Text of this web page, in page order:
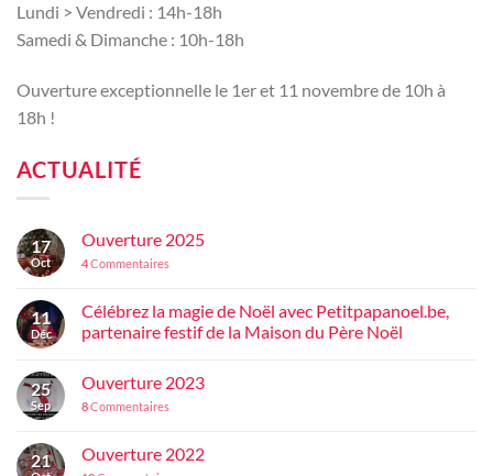
Lundi > Vendredi : 14h-18h
Samedi & Dimanche : 10h-18h
Ouverture exceptionnelle le 1er et 11 novembre de 10h à
18h !
ACTUALITÉ
17
Oct
Ouverture 2025
4Commentaires
11
Déc
Célébrez la magie de Noël avec Petitpapanoel.be,
partenaire festif de la Maison du Père Noël
25
Sep
Ouverture 2023
8Commentaires
21 Ouverture 2022